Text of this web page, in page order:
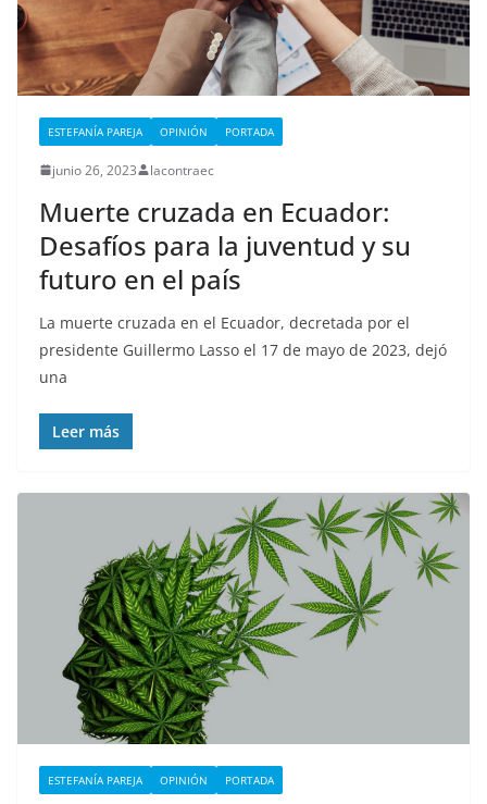
ESTEFANÍA PAREJA OPINIÓN PORTADA
junio 26, 2023 lacontraec
Muerte cruzada en Ecuador:
Desafíos para la juventud y su
futuro en el país
La muerte cruzada en el Ecuador, decretada por el
presidente Guillermo Lasso el 17 de mayo de 2023, dejó
una
Leer más
ESTEFANÍA PAREJA OPINIÓN PORTADA